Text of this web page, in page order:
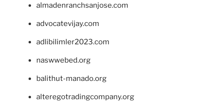
almadenranchsanjose.com
advocatevijay.com
adlibilimler2023.com
naswwebed.org
balithut-manado.org
alteregotradingcompany.org